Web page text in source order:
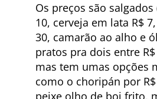
Os preços são salgados
10, cerveja em lata R$
30, camarão ao alho e
pratos pra dois entre R$
mas tem umas opções
como o choripán por
peixe olho de boi frito,